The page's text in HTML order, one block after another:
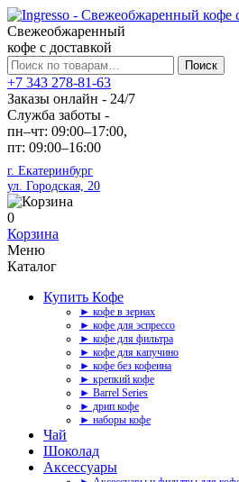
Свежеобжаренный
кофе с доставкой
Искать:
Поиск
+7 343 278-81-63
Заказы онлайн - 24/7
Служба заботы -
пн–чт: 09:00–17:00,
пт: 09:00–16:00
г. Екатеринбург
ул. Городская, 20
0
Корзина
Меню
Каталог
Купить Кофе
► кофе в зернах
► кофе для эспрессо
► кофе для фильтра
► кофе для капучино
► кофе без кофеина
► крепкий кофе
► Barrel Series
► дрип кофе
► наборы кофе
Чай
Шоколад
Аксессуары